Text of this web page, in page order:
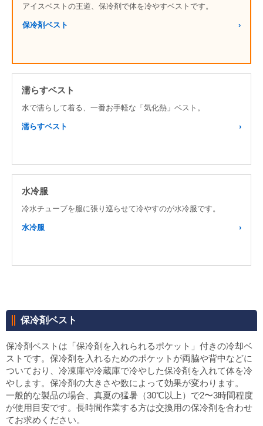
アイスベストの王道、保冷剤で体を冷やすベストです。
保冷剤ベスト
濡らすベスト
水で濡らして着る、一番お手軽な「気化熱」ベスト。
濡らすベスト
水冷服
冷水チューブを服に張り巡らせて冷やすのが水冷服です。
水冷服
保冷剤ベスト
保冷剤ベストは「保冷剤を入れられるポケット」付きの冷却ベ
ストです。保冷剤を入れるためのポケットが両脇や背中などに
ついており、冷凍庫や冷蔵庫で冷やした保冷剤を入れて体を冷
やします。保冷剤の大きさや数によって効果が変わります。
一般的な製品の場合、真夏の猛暑（30℃以上）で2〜3時間程度
が使用目安です。長時間作業する方は交換用の保冷剤を合わせ
てお求めください。